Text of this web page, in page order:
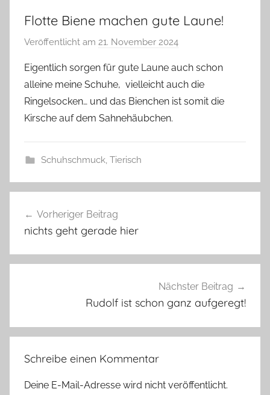
Flotte Biene machen gute Laune!
Veröffentlicht am 21. November 2024
n
G
l
e
Eigentlich sorgen für gute Laune auch schon
alleine meine Schuhe, vielleicht auch die
Ringelsocken… und das Bienchen ist somit die
Kirsche auf dem Sahnehäubchen.
Schuhschmuck, Tierisch
B
n
c
o
t
Vorheriger Beitrag
nichts geht gerade hier
Nächster Beitrag
Rudolf ist schon ganz aufgeregt!
Schreibe einen Kommentar
Deine E-Mail-Adresse wird nicht veröffentlicht.